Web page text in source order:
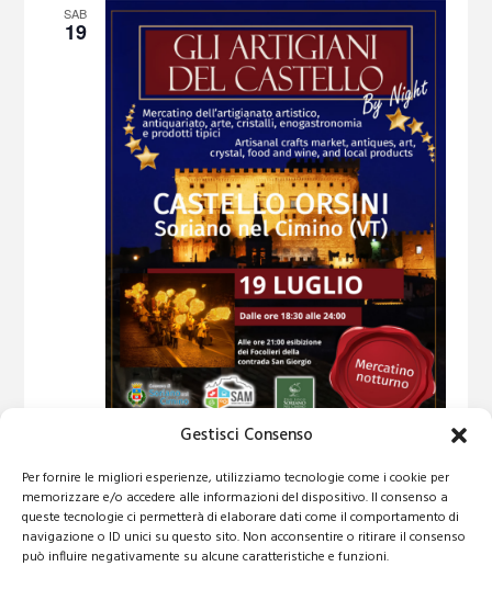
Gestisci Consenso
Per fornire le migliori esperienze, utilizziamo tecnologie come i cookie per
memorizzare e/o accedere alle informazioni del dispositivo. Il consenso a
queste tecnologie ci permetterà di elaborare dati come il comportamento di
navigazione o ID unici su questo sito. Non acconsentire o ritirare il consenso
può influire negativamente su alcune caratteristiche e funzioni.
SAB
19
Gli artigiani del Castello Orsini